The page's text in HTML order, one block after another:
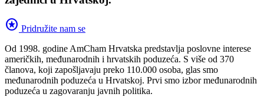
stars Pridružite nam se
Od 1998. godine AmCham Hrvatska predstavlja poslovne interese
američkih, međunarodnih i hrvatskih poduzeća. S više od 370
članova, koji zapošljavaju preko 110.000 osoba, glas smo
međunarodnih poduzeća u Hrvatskoj. Prvi smo izbor međunarodnih
poduzeća u zagovaranju javnih politika.